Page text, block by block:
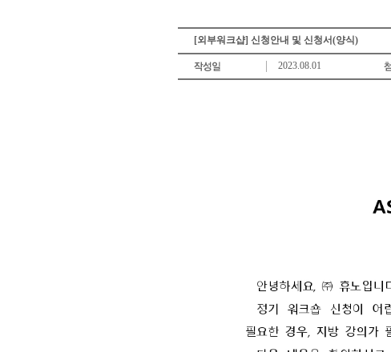
[외부워크샵] 신청안내 및 신청서(양식)
2023.08.01